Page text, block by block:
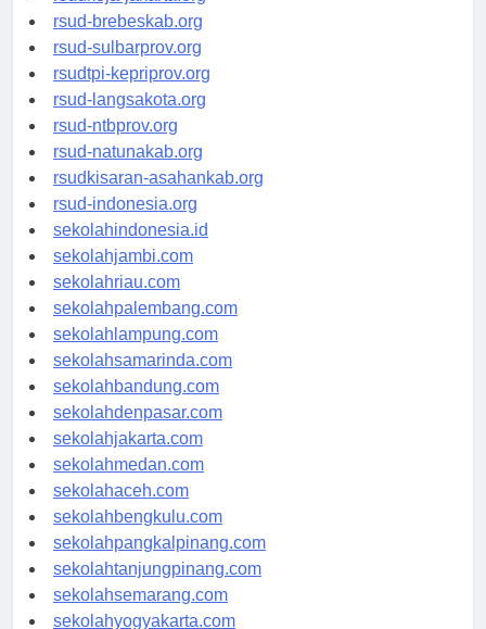
rsudkoja-jakarta.org
rsud-brebeskab.org
rsud-sulbarprov.org
rsudtpi-kepriprov.org
rsud-langsakota.org
rsud-ntbprov.org
rsud-natunakab.org
rsudkisaran-asahankab.org
rsud-indonesia.org
sekolahindonesia.id
sekolahjambi.com
sekolahriau.com
sekolahpalembang.com
sekolahlampung.com
sekolahsamarinda.com
sekolahbandung.com
sekolahdenpasar.com
sekolahjakarta.com
sekolahmedan.com
sekolahaceh.com
sekolahbengkulu.com
sekolahpangkalpinang.com
sekolahtanjungpinang.com
sekolahsemarang.com